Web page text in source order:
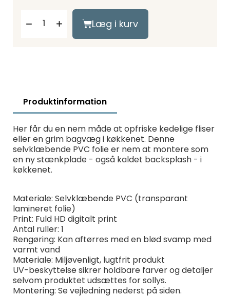
Læg i kurv
Produktinformation
Her får du en nem måde at opfriske kedelige fliser
eller en grim bagvæg i køkkenet. Denne
selvklæbende PVC folie er nem at montere som
en ny stænkplade - også kaldet backsplash - i
køkkenet.
Materiale: Selvklæbende PVC (transparant
lamineret folie)
Print: Fuld HD digitalt print
Antal ruller: 1
Rengøring: Kan aftørres med en blød svamp med
varmt vand
Materiale: Miljøvenligt, lugtfrit produkt
UV-beskyttelse sikrer holdbare farver og detaljer
selvom produktet udsættes for sollys.
Montering: Se vejledning nederst på siden.